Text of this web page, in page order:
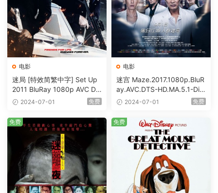
电影
迷局 [特效简繁中字] Set Up
2011 BluRay 1080p AVC DT
S-HD MA5.1-shhaclm@CHD
2024-07-01 免费
电影
迷宫 Maze.2017.1080p.BluR
ay.AVC.DTS-HD.MA.5.1-DiY
@HDHome [BDISO 19.7GB]
2024-07-01 免费
免费 免费